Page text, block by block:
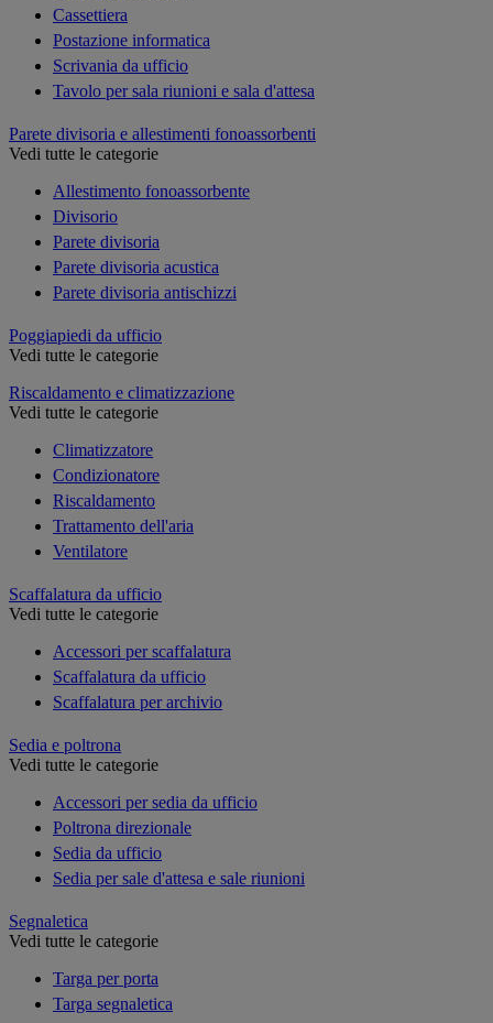
Cassettiera
Postazione informatica
Scrivania da ufficio
Tavolo per sala riunioni e sala d'attesa
Parete divisoria e allestimenti fonoassorbenti
Vedi tutte le categorie
Allestimento fonoassorbente
Divisorio
Parete divisoria
Parete divisoria acustica
Parete divisoria antischizzi
Poggiapiedi da ufficio
Vedi tutte le categorie
Riscaldamento e climatizzazione
Vedi tutte le categorie
Climatizzatore
Condizionatore
Riscaldamento
Trattamento dell'aria
Ventilatore
Scaffalatura da ufficio
Vedi tutte le categorie
Accessori per scaffalatura
Scaffalatura da ufficio
Scaffalatura per archivio
Sedia e poltrona
Vedi tutte le categorie
Accessori per sedia da ufficio
Poltrona direzionale
Sedia da ufficio
Sedia per sale d'attesa e sale riunioni
Segnaletica
Vedi tutte le categorie
Targa per porta
Targa segnaletica